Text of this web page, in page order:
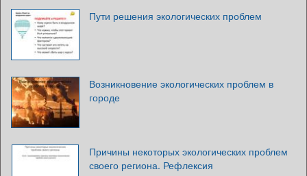
Пути решения экологических проблем
Возникновение экологических проблем в
городе
Причины некоторых экологических проблем
своего региона. Рефлексия